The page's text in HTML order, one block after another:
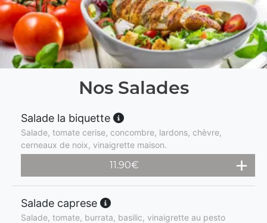
Nos Salades
Salade la biquette
Salade, tomate cerise, concombre, lardons, chèvre,
cerneaux de noix, vinaigrette maison.
11.90€
Salade caprese
Salade, tomate, burrata, basilic, vinaigrette au pesto